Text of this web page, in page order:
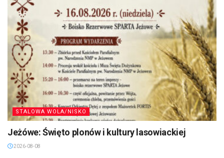
STALOWA WOLA/NISKO
Jeżówe: Święto plonów i kultury lasowiackiej
2026-08-08